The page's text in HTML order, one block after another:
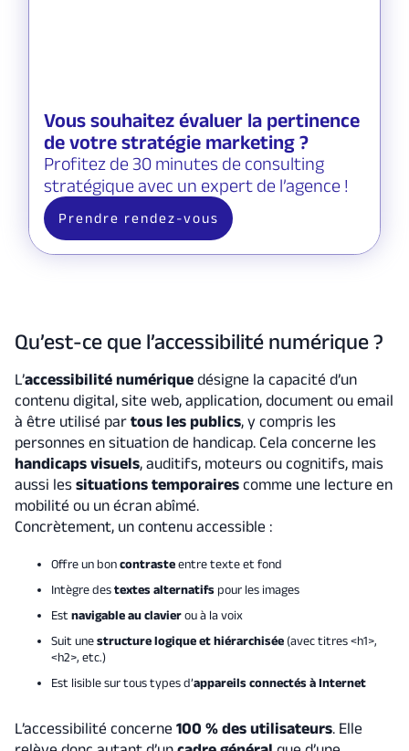
Vous souhaitez évaluer la pertinence
de votre stratégie marketing ?
Profitez de 30 minutes de consulting
stratégique avec un expert de l’agence !
Prendre rendez-vous
Qu’est-ce que l’accessibilité numérique ?
L’accessibilité numériquedésigne la capacité d’un
contenu digital, site web, application, document ou email
à être utilisé par tous les publics, y compris les
personnes en situation de handicap. Cela concerne les
handicaps visuels, auditifs, moteurs ou cognitifs, mais
aussi les situations temporairescomme une lecture en
mobilité ou un écran abîmé.
Concrètement, un contenu accessible :
Offre un boncontrasteentre texte et fond
Intègre destextes alternatifs pour les images
Estnavigable au clavierou à la voix
Suit unestructure logique et hiérarchisée(avec titres <h1>,
<h2>, etc.)
Est lisible sur tous types d’appareils connectés à Internet
L’accessibilité concerne 100 % des utilisateurs. Elle